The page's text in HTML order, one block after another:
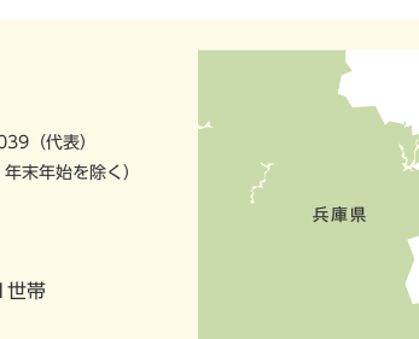
（代表）
年末年始を除く）
帯